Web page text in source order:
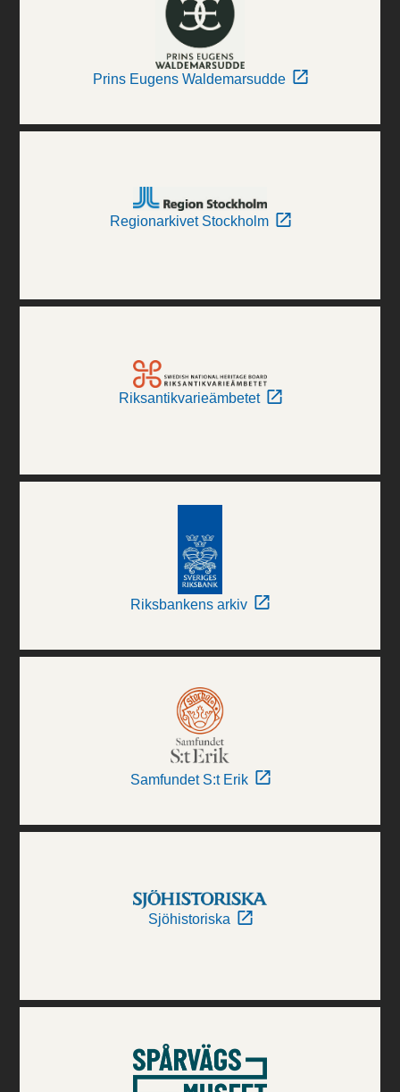
Prins Eugens Waldemarsudde
Regionarkivet Stockholm
Riksantikvarieämbetet
Riksbankens arkiv
Samfundet S:t Erik
Sjöhistoriska